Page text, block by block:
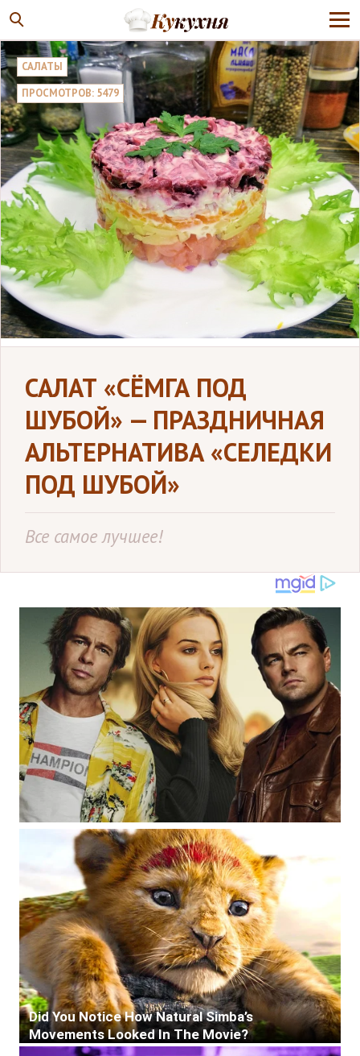
САЛАТЫ
ПРОСМОТРОВ: 5479
САЛАТ «СЁМГА ПОД
ШУБОЙ» — ПРАЗДНИЧНАЯ
АЛЬТЕРНАТИВА «СЕЛЕДКИ
ПОД ШУБОЙ»
Все самое лучшее!